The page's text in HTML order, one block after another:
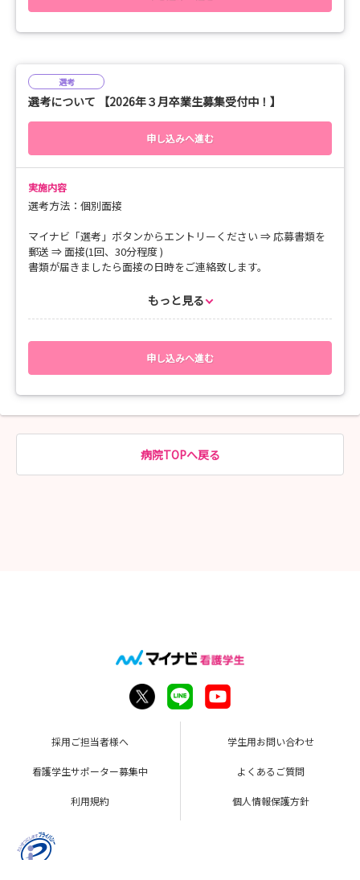
【郵送先】
人事担当 橋野 宛
◆お問い合わせ
聖麗メモリアル病院 総務課 人事担当 橋野
TEL：0294-52-8500（代表）
FAX：0294-52-8511
E-mail：kango-qyujin@seirei-memorial.com
随時実施しておりますのでお気軽にお問い合わせください。
選考
選考について 【2026年３月卒業生募集受付中！】
申し込みへ進む
実施内容
選考方法：個別面接
マイナビ「選考」ボタンからエントリーください ⇒ 応募書類を
郵送 ⇒ 面接(1回、30分程度 )
書類が届きましたら面接の日時をご連絡致します。
〒319-1235
人事担当 橋野 宛
聖麗メモリアル病院 総務課 人事担当 橋野
もっと見る
申し込みへ進む
病院TOPへ戻る
採用ご担当者様へ 学生用お問い合わせ
看護学生サポーター募集中 よくあるご質問
利用規約 個人情報保護方針